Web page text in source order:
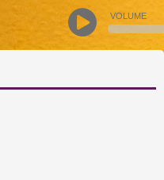
VOLUME